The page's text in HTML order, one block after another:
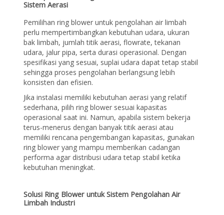
Sistem Aerasi
Pemilihan ring blower untuk pengolahan air limbah
perlu mempertimbangkan kebutuhan udara, ukuran
bak limbah, jumlah titik aerasi, flowrate, tekanan
udara, jalur pipa, serta durasi operasional. Dengan
spesifikasi yang sesuai, suplai udara dapat tetap stabil
sehingga proses pengolahan berlangsung lebih
konsisten dan efisien.
Jika instalasi memiliki kebutuhan aerasi yang relatif
sederhana, pilih ring blower sesuai kapasitas
operasional saat ini. Namun, apabila sistem bekerja
terus-menerus dengan banyak titik aerasi atau
memiliki rencana pengembangan kapasitas, gunakan
ring blower yang mampu memberikan cadangan
performa agar distribusi udara tetap stabil ketika
kebutuhan meningkat.
Solusi Ring Blower untuk Sistem Pengolahan Air
Limbah Industri